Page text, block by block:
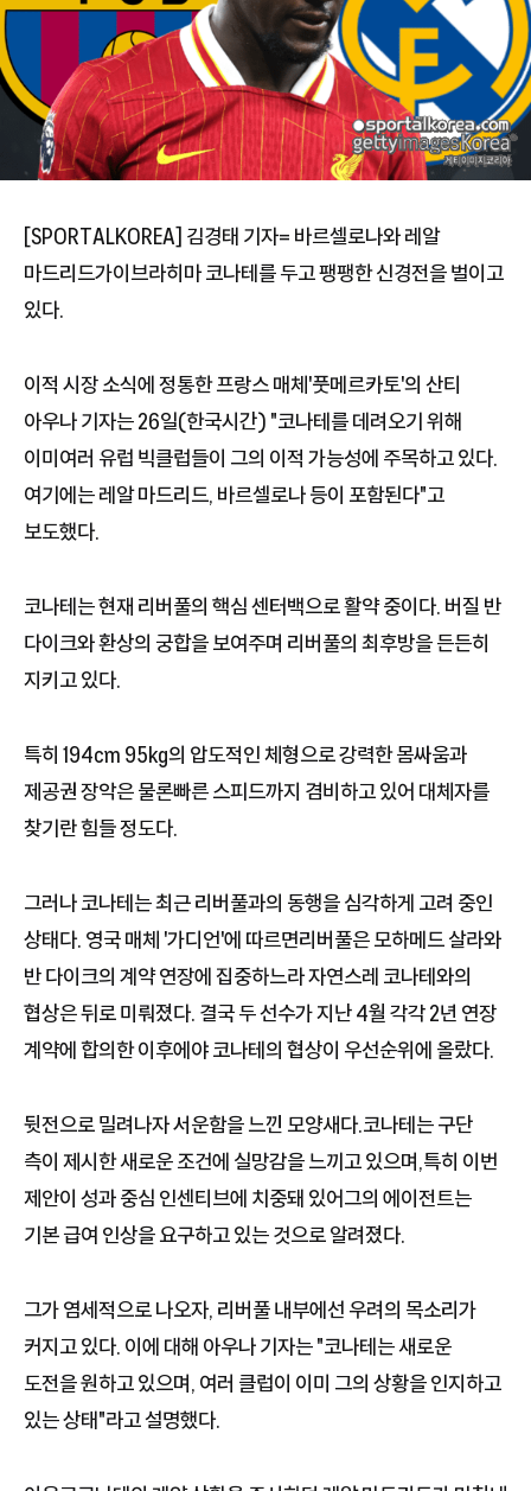
[SPORTALKOREA] 김경태 기자= 바르셀로나와 레알
마드리드가이브라히마 코나테를 두고 팽팽한 신경전을 벌이고
있다.
이적 시장 소식에 정통한 프랑스 매체'풋메르카토'의 산티
아우나 기자는 26일(한국시간) "코나테를 데려오기 위해
이미여러 유럽 빅클럽들이 그의 이적 가능성에 주목하고 있다.
여기에는 레알 마드리드, 바르셀로나 등이 포함된다"고
보도했다.
코나테는 현재 리버풀의 핵심 센터백으로 활약 중이다. 버질 반
다이크와 환상의 궁합을 보여주며 리버풀의 최후방을 든든히
지키고 있다.
특히 194cm 95kg의 압도적인 체형으로 강력한 몸싸움과
제공권 장악은 물론빠른 스피드까지 겸비하고 있어 대체자를
찾기란 힘들 정도다.
그러나 코나테는 최근 리버풀과의 동행을 심각하게 고려 중인
상태다. 영국 매체 '가디언'에 따르면리버풀은 모하메드 살라와
반 다이크의 계약 연장에 집중하느라 자연스레 코나테와의
협상은 뒤로 미뤄졌다. 결국 두 선수가 지난 4월 각각 2년 연장
계약에 합의한 이후에야 코나테의 협상이 우선순위에 올랐다.
뒷전으로 밀려나자 서운함을 느낀 모양새다.코나테는 구단
측이 제시한 새로운 조건에 실망감을 느끼고 있으며,특히 이번
제안이 성과 중심 인센티브에 치중돼 있어그의 에이전트는
기본 급여 인상을 요구하고 있는 것으로 알려졌다.
그가 염세적으로 나오자, 리버풀 내부에선 우려의 목소리가
커지고 있다. 이에 대해 아우나 기자는 "코나테는 새로운
도전을 원하고 있으며, 여러 클럽이 이미 그의 상황을 인지하고
있는 상태"라고 설명했다.